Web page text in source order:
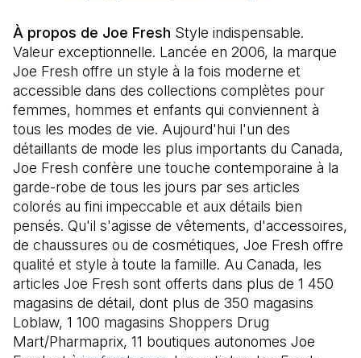
À propos de Joe Fresh Style indispensable.
Valeur exceptionnelle. Lancée en 2006, la marque
Joe Fresh offre un style à la fois moderne et
accessible dans des collections complètes pour
femmes, hommes et enfants qui conviennent à
tous les modes de vie. Aujourd'hui l'un des
détaillants de mode les plus importants du Canada,
Joe Fresh confère une touche contemporaine à la
garde-robe de tous les jours par ses articles
colorés au fini impeccable et aux détails bien
pensés. Qu'il s'agisse de vêtements, d'accessoires,
de chaussures ou de cosmétiques, Joe Fresh offre
qualité et style à toute la famille. Au Canada, les
articles Joe Fresh sont offerts dans plus de 1 450
magasins de détail, dont plus de 350 magasins
Loblaw, 1 100 magasins Shoppers Drug
Mart/Pharmaprix, 11 boutiques autonomes Joe